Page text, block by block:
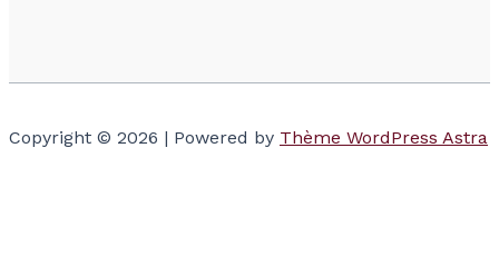
Copyright © 2026 | Powered by Thème WordPress Astra